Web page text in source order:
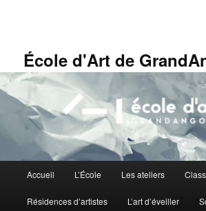
principalÉcole d'Art de
principal
Accueil L’École Les ateliers
Résidences d’artistes L’art d’éveiller